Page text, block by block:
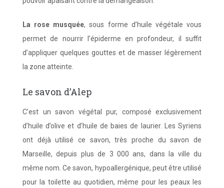
La rose musquée, sous forme d’huile végétale vous
permet de nourrir l’épiderme en profondeur, il suffit
d’appliquer quelques gouttes et de masser légèrement
la zone atteinte.
Le savon d’Alep
C’est un savon végétal pur, composé exclusivement
d’huile d’olive et d’huile de baies de laurier. Les Syriens
ont déjà utilisé ce savon, très proche du savon de
Marseille, depuis plus de 3 000 ans, dans la ville du
même nom. Ce savon, hypoallergénique, peut être utilisé
pour la toilette au quotidien, même pour les peaux les